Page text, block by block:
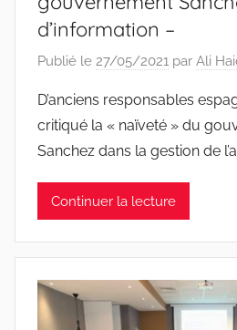
d’information –
Publié le 27/05/2021 par Ali
D’anciens responsables
critiqué la « naïveté » du
Sanchez dans la gestion de
Continuer la lecture